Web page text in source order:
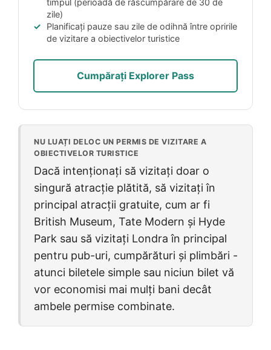
zile)
Planificați pauze sau zile de odihnă între opririle
de vizitare a obiectivelor turistice
Cumpărați Explorer Pass
NU LUAȚI DELOC UN PERMIS DE VIZITARE A
OBIECTIVELOR TURISTICE
Dacă intenționați să vizitați doar o
singură atracție plătită, să vizitați în
principal atracții gratuite, cum ar fi
British Museum, Tate Modern și Hyde
Park sau să vizitați Londra în principal
pentru pub-uri, cumpărături și plimbări -
atunci biletele simple sau niciun bilet vă
vor economisi mai mulți bani decât
ambele permise combinate.